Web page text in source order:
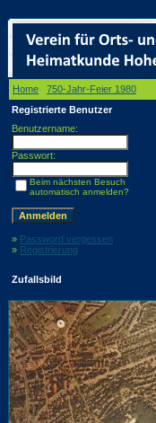
Home 750-Jahr-Feier 1980
Registrierte Benutzer
Benutzername:
Passwort:
Beim nächsten Besuch
automatisch anmelden?
» Password vergessen
» Registrierung
Zufallsbild